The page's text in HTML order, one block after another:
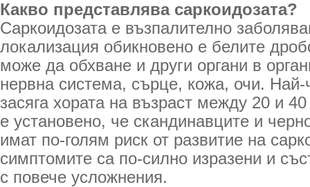
Какво представлява саркоидозата?
Саркоидозата е възпалително
локализация обикновено е белите
може да обхване и други органи в
нервна система, сърце, кожа, очи. Най-
засяга хората на възраст между 20 и
е установено, че скандинавците и
имат по-голям риск от развитие на
симптомите са по-силно изразени и
с повече усложнения.